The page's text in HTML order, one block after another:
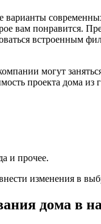
варианты
вам понравится.
встроенным
могут
проекта дома
и прочее.
изменения в
дома в